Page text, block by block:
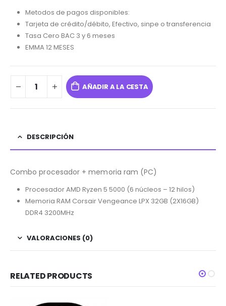
Metodos de pagos disponibles:
Tarjeta de crédito/débito, Efectivo, sinpe o transferencia
Tasa Cero BAC 3 y 6 meses
EMMA 12 MESES
AÑADIR A LA CESTA
DESCRIPCIÓN
Combo procesador + memoria ram (PC)
Procesador AMD Ryzen 5 5000 (6 núcleos – 12 hilos)
Memoria RAM Corsair Vengeance LPX 32GB (2X16GB)
DDR4 3200MHz
VALORACIONES (0)
RELATED PRODUCTS